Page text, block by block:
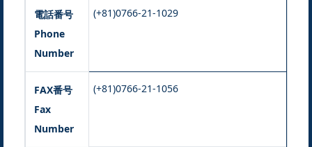
電話番号
Phone
Number
(+81)0766-21-1029
FAX番号
Fax
Number
(+81)0766-21-1056